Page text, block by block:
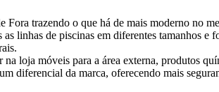
trazendo o que há de mais moderno no
linhas de piscinas em diferentes tamanhos
loja móveis para a área externa, produtos
diferencial da marca, oferecendo mais